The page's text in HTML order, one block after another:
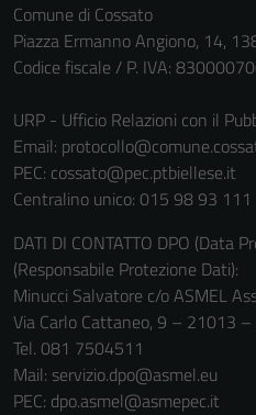
Comune di Cossato
Piazza Ermanno Angiono, 14,
Codice fiscale / P. IVA:
URP - Ufficio Relazioni con il
Email:
PEC: cossato@pec.ptbiellese.it
Centralino unico: 015 98 93 111
DATI DI CONTATTO DPO (Data
(Responsabile Protezione Dati):
Minucci Salvatore c/o ASMEL
Via Carlo Cattaneo, 9 – 21013 –
Tel. 081 7504511
Mail: servizio.dpo@asmel.eu
PEC: dpo.asmel@asmepec.it